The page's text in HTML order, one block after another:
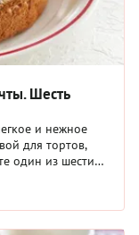
Шесть
и нежное
для тортов,
один из шести
чтобы понять,
– классический,
шифоновый